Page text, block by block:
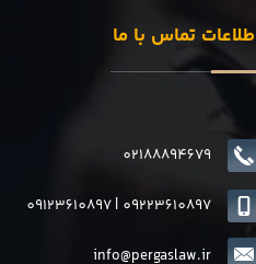
تماس با ما
02188894679
info@pergaslaw.ir
09123610897| 09223610897